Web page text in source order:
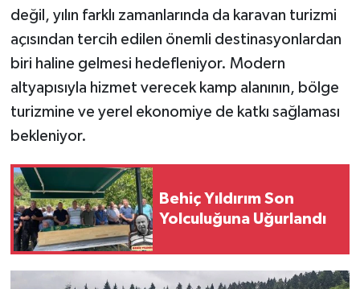
değil, yılın farklı zamanlarında da karavan turizmi
açısından tercih edilen önemli destinasyonlardan
biri haline gelmesi hedefleniyor. Modern
altyapısıyla hizmet verecek kamp alanının, bölge
turizmine ve yerel ekonomiye de katkı sağlaması
bekleniyor.
Behiç Yıldırım Son
Yolculuğuna Uğurlandı